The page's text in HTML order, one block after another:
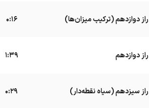
راز دوازدهم (ترکیب میزان‌ها) 0:16
راز دوازدهم 1:39
راز سیزدهم (سیاه نقطه‌دار) 0:29